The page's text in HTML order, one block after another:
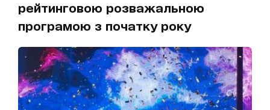
рейтинговою розважальною
програмою з початку року